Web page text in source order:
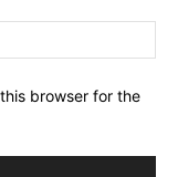
browser for the